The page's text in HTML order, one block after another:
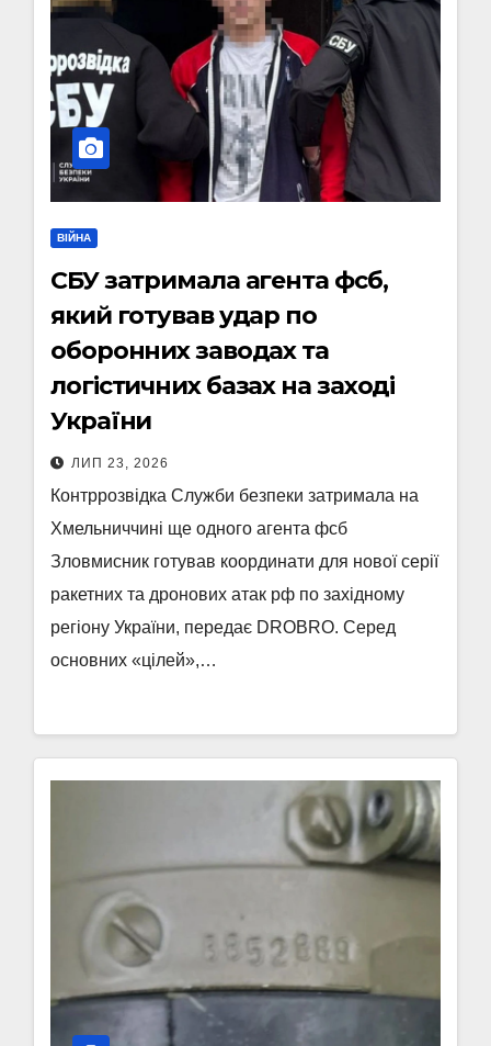
ВІЙНА
СБУ затримала агента фсб,
який готував удар по
оборонних заводах та
логістичних базах на заході
України
ЛИП 23, 2026
Контррозвідка Служби безпеки затримала на
Хмельниччині ще одного агента фсб
Зловмисник готував координати для нової серії
ракетних та дронових атак рф по західному
регіону України, передає DROBRO. Серед
основних «цілей»,…